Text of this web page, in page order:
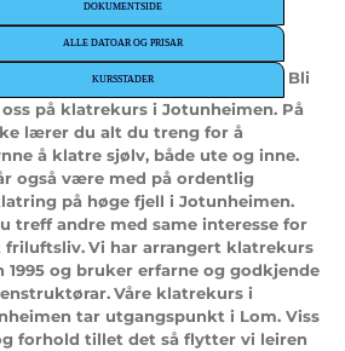
DOKUMENTSIDE
ALLE DATOAR OG PRISAR
KURSSTADER
Bli
på klatrekurs i Jotunheimen. På
lærer du alt du treng for å
å klatre sjølv, både ute og inne.
også være med på ordentlig
på høge fjell i Jotunheimen.
treff andre med same interesse for
friluftsliv.Vi har arrangert klatrekurs
1995 og bruker erfarne og godkjende
Våre klatrekurs i
tar utgangspunkt i Lom. Viss
forhold tillet det så flytter vi leiren